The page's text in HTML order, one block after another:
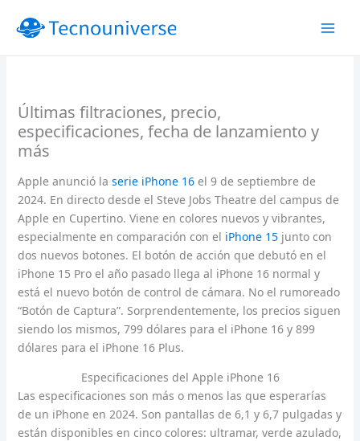
Últimas filtraciones, precio,
especificaciones, fecha de lanzamiento y
más
Apple anunció la serie iPhone 16el 9 de septiembre de
2024. En directo desde el Steve Jobs Theatre del campus de
Apple en Cupertino. Viene en colores nuevos y vibrantes,
especialmente en comparación con el iPhone 15junto con
dos nuevos botones. El botón de acción que debutó en el
iPhone 15 Pro el año pasado llega al iPhone 16 normal y
está el nuevo botón de control de cámara. No el rumoreado
“Botón de Captura”. Sorprendentemente, los precios siguen
siendo los mismos, 799 dólares para el iPhone 16 y 899
dólares para el iPhone 16 Plus.
Especificaciones del Apple iPhone 16
Las especificaciones son más o menos las que esperarías
de un iPhone en 2024. Son pantallas de 6,1 y 6,7 pulgadas y
están disponibles en cinco colores: ultramar, verde azulado,